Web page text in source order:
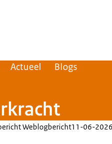
Actueel Blogs
Weblogbericht11-06-2026